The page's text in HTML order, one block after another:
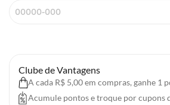
Clube de Vantagens
A cada R$ 5,00 em compras, ganhe 1
Acumule pontos e troque por cupons